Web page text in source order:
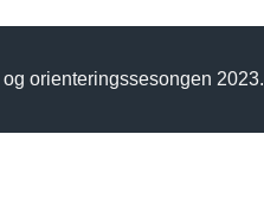
orienteringssesongen 2023.